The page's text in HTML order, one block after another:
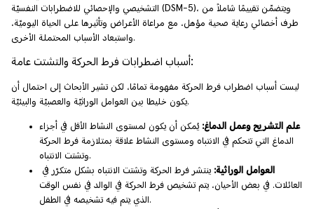
التشخيصي والإحصائي للاضطرابات النفسيّة (DSM-5)، ويتضمّن تقييمًا شاملاً من
طرف أخصائي رعاية صحية مؤهل، مع مراعاة الأعراض وتأثيرها على الحياة اليوميّة،
واستبعاد الأسباب المحتملة الأخرى.
أسباب اضطرابات فرط الحركة والتشتت عامة:
ليست أسباب اضطراب فرط الحركة مفهومة تمامًا، لكن تشير الأبحاث إلى احتمال أن
يكون خليطا بين العوامل الوراثيّة والعصبيّة والبيئيّة.
علم التشريح وعمل الدماغ: يُمكن أن يكون لمستوى النشاط الأقل في أجزاء
الدماغ التي تتحكم في الانتباه ومستوى النشاط علاقة بمتلازمة فرط الحركة
وتشتت الانتباه.
العوامل الوراثية: ينتشر فرط الحركة وتشتت الانتباه بشكل متكرّر في
العائلات. في بعض الأحيان، يتم تشخيص فرط الحركة في الوالد في نفس الوقت
الذي يتم فيه تشخيصه في الطفل.